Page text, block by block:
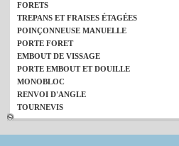
FORETS
TREPANS ET FRAISES ÉTAGÉES
POINÇONNEUSE MANUELLE
PORTE FORET
EMBOUT DE VISSAGE
PORTE EMBOUT ET DOUILLE
MONOBLOC
RENVOI D'ANGLE
TOURNEVIS